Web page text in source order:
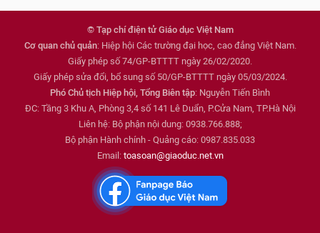
© Tạp chí điện tử Giáo dục Việt Nam
Cơ quan chủ quản: Hiệp hội Các trường đại học, cao đẳng Việt Nam.
Giấy phép số 74/GP-BTTTT ngày 26/02/2020.
Giấy phép sửa đổi, bổ sung số 50/GP-BTTTT ngày 05/03/2024.
Phó Chủ tịch Hiệp hội, Tổng Biên tập: Nguyễn Tiến Bình
ĐC: Tầng 3 Khu A, Phòng 3,4 số 141 Lê Duẩn, P.Cửa Nam, TP.Hà Nội
Liên hệ: Bộ phận nội dung: 0938.766.888;
Bộ phận Hành chính - Quảng cáo: 0987.835.033
Email: toasoan@giaoduc.net.vn